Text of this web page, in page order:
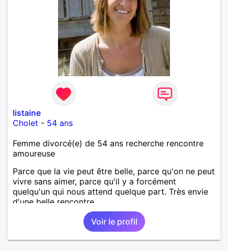
listaine
Cholet - 54 ans
Femme divorcé(e) de 54 ans recherche rencontre
amoureuse
Parce que la vie peut être belle, parce qu'on ne peut
vivre sans aimer, parce qu'il y a forcément
quelqu'un qui nous attend quelque part. Très envie
d'une belle rencontre.
Voir le profil